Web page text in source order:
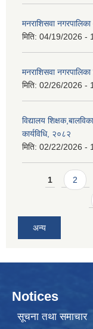
मनराशिसवा
मिति: 04/19/2026 -
मनराशिसवा
मिति: 02/26/2026 -
विद्यालय
कार्यविधि, २०८२
मिति: 02/22/2026 -
Pages
1 2
अन्य
Notices
सूचना तथा समाचार